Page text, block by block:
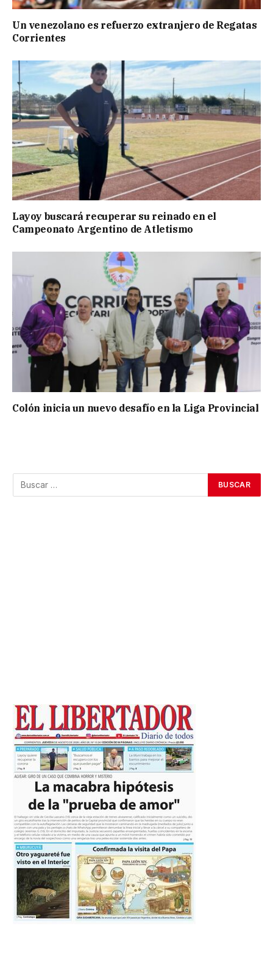
Un venezolano es refuerzo extranjero de Regatas
Corrientes
Layoy buscará recuperar su reinado en el
Campeonato Argentino de Atletismo
Colón inicia un nuevo desafío en la Liga Provincial